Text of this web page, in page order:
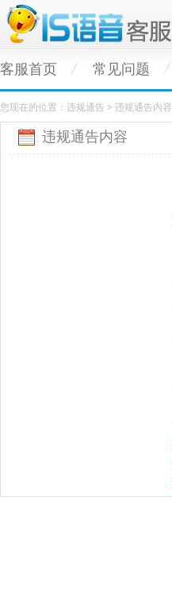
客服首页 常见问题
您现在的位置：违规通告 > 违规通告内容
违规通告内容